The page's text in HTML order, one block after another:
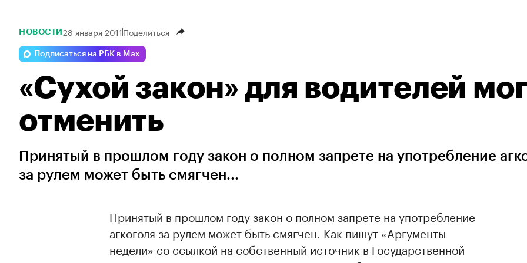
НОВОСТИ 28 января 2011Поделиться
Подписаться на РБК в Max
«Сухой закон» для водителей
отменить
Принятый в прошлом году закон о полном запрете на употребление
за рулем может быть смягчен...
Принятый в прошлом году закон о полном запрете на употребление
агкоголя за рулем может быть смягчен. Как пишут «Аргументы
недели» со ссылкой на собственный источник в Государственной